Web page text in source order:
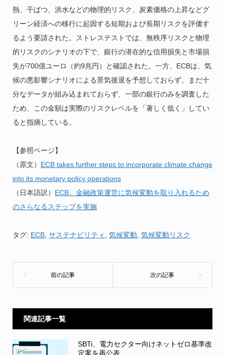
熱、干ばつ、洪水などの物理的リスク、炭素価格の上昇などグ
リーン経済への移行に起因する短期および長期リスクを評価す
るよう要請された。ストレステストでは、無秩序リスクと物理
的リスクのシナリオの下で、銀行の潜在的な信用損失と市場損
失が700億ユーロ（約9兆円）と確認された。一方、ECBは、気
候の悪影響シナリオによる景気後退を予想しておらず、まだ十
分なデータが組み込まれておらず、一部の銀行のみを調査した
ため、この金額は実際のリスクレベルを「著しく低く」してい
ると指摘している。
【参照ページ】
（原文） ECB takes further steps to incorporate climate change
into its monetary policy operations
（日本語訳） ECB、金融政策運営に気候変動を取り入れるため
のさらなるステップを実施
タグ: ECB, サステナビリティ 気候変動 気候変動リスク
関連記事一覧
SBTi、電力セクター向けネットゼロ基準改
定案を再公表...